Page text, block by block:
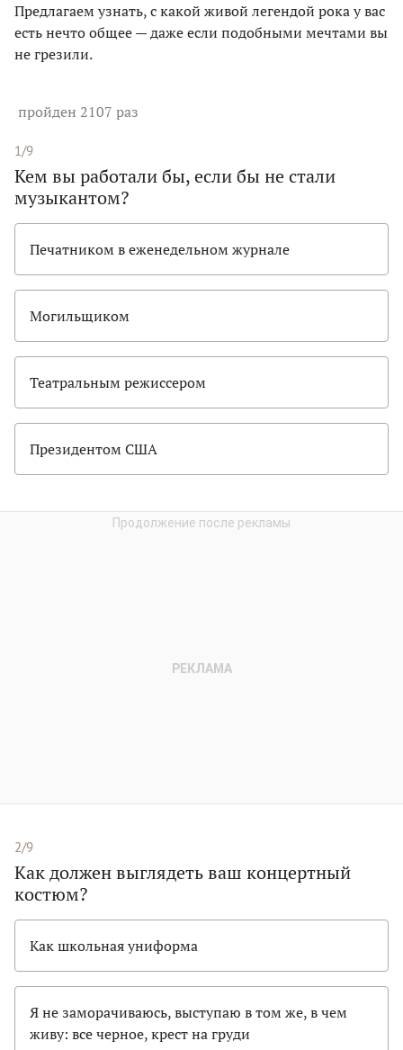
Предлагаем узнать, с какой живой легендой рока у вас
есть нечто общее — даже если подобными мечтами вы
не грезили.
пройден 2107 раз
1/9
Кем вы работали бы, если бы не стали
музыкантом?
Печатником в еженедельном журнале
Могильщиком
Театральным режиссером
Президентом США
2/9
Как должен выглядеть ваш концертный
костюм?
Как школьная униформа
Я не заморачиваюсь, выступаю в том же, в чем
живу: все черное, крест на груди